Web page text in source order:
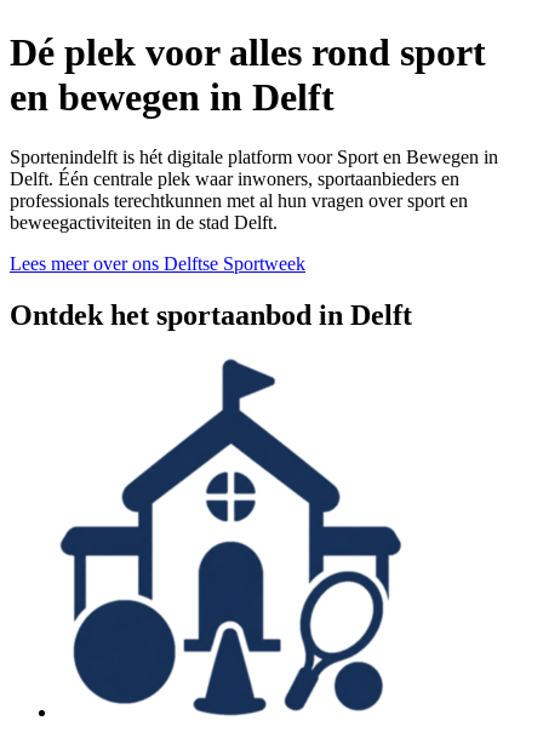
Dé plek voor alles rond sport
en bewegen in Delft
Sportenindelft is hét digitale platform voor Sport en Bewegen in
Delft. Één centrale plek waar inwoners, sportaanbieders en
professionals terechtkunnen met al hun vragen over sport en
beweegactiviteiten in de stad Delft.
Lees meer over ons Delftse Sportweek
Ontdek het sportaanbod in Delft